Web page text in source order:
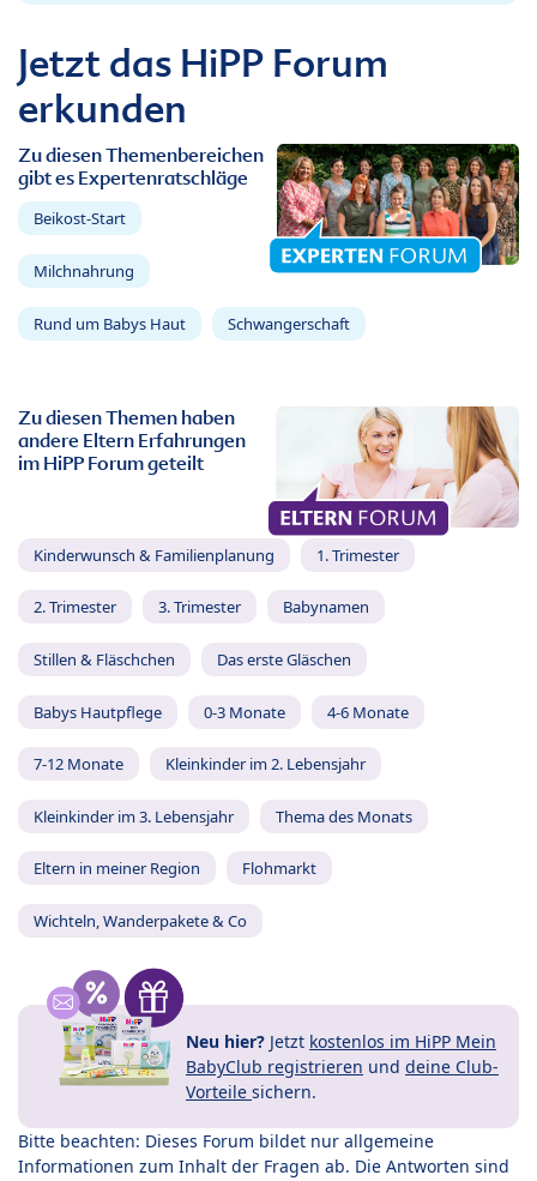
Jetzt das HiPP Forum
erkunden
Zu diesen Themenbereichen
gibt es Expertenratschläge
Beikost-Start
Milchnahrung
Rund um Babys Haut Schwangerschaft
Zu diesen Themen haben
andere Eltern Erfahrungen
im HiPP Forum geteilt
Kinderwunsch & Familienplanung 1. Trimester
2. Trimester 3. Trimester Babynamen
Stillen & Fläschchen Das erste Gläschen
Babys Hautpflege 0-3 Monate 4-6 Monate
7-12 Monate Kleinkinder im 2. Lebensjahr
Kleinkinder im 3. Lebensjahr Thema des Monats
Eltern in meiner Region Flohmarkt
Wichteln, Wanderpakete & Co
Neu hier? Jetzt kostenlos im HiPP Mein
BabyClub registrieren und deine Club-
Vorteile sichern.
Bitte beachten: Dieses Forum bildet nur allgemeine
Informationen zum Inhalt der Fragen ab. Die Antworten sind